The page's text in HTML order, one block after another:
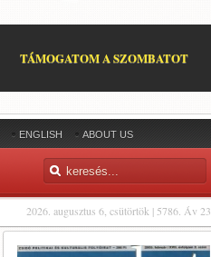
TÁMOGATOM A SZOMBATOT
ENGLISH ABOUT US
2026. augusztus 6, csütörtök | 5786. Áv 23